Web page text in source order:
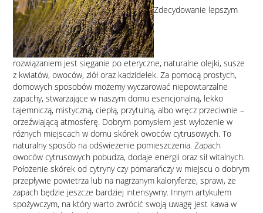
Zdecydowanie lepszym
rozwiązaniem jest sięganie po eteryczne, naturalne olejki, susze
z kwiatów, owoców, ziół oraz kadzidełek. Za pomocą prostych,
domowych sposobów możemy wyczarować niepowtarzalne
zapachy, stwarzające w naszym domu esencjonalną, lekko
tajemniczą, mistyczną, ciepłą, przytulną, albo wręcz przeciwnie –
orzeźwiającą atmosferę. Dobrym pomysłem jest wyłożenie w
różnych miejscach w domu skórek owoców cytrusowych. To
naturalny sposób na odświeżenie pomieszczenia. Zapach
owoców cytrusowych pobudza, dodaje energii oraz sił witalnych.
Położenie skórek od cytryny czy pomarańczy w miejscu o dobrym
przepływie powietrza lub na nagrzanym kaloryferze, sprawi, że
zapach będzie jeszcze bardziej intensywny. Innym artykułem
spożywczym, na który warto zwrócić swoją uwagę jest kawa w